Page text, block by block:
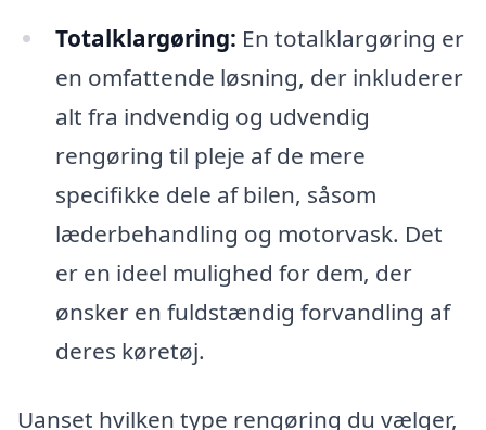
Totalklargøring: En totalklargøring er
en omfattende løsning, der inkluderer
alt fra indvendig og udvendig
rengøring til pleje af de mere
specifikke dele af bilen, såsom
læderbehandling og motorvask. Det
er en ideel mulighed for dem, der
ønsker en fuldstændig forvandling af
deres køretøj.
Uanset hvilken type rengøring du vælger,